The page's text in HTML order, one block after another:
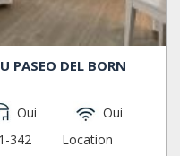
PASEO DEL BORN
Oui
Oui
342
Location